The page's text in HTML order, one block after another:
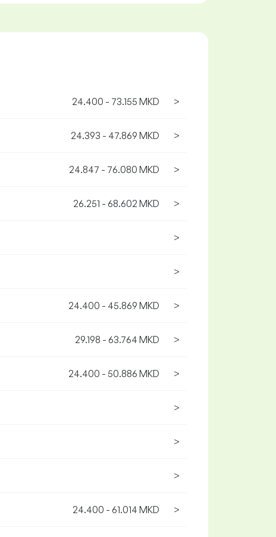
24.400 - 73.155 MKD >
24.393 - 47.869 MKD >
24.847 - 76.080 MKD >
26.251 - 68.602 MKD >
>
>
24.400 - 45.869 MKD >
29.198 - 63.764 MKD >
24.400 - 50.886 MKD >
>
>
>
24.400 - 61.014 MKD >